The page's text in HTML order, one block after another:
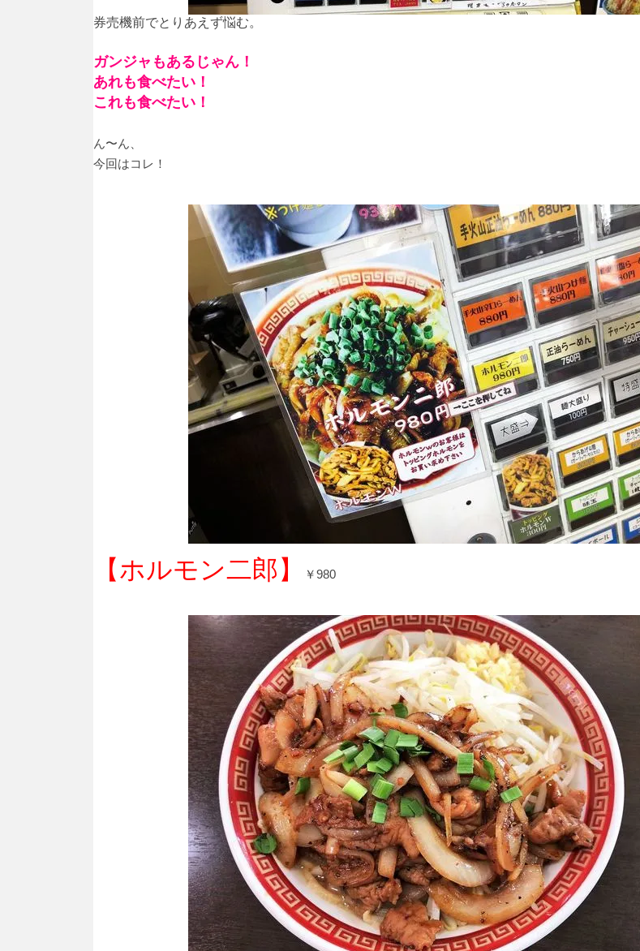
券売機前でとりあえず悩む。
ガンジャもあるじゃん！
あれも食べたい！
これも食べたい！
ん〜ん、
今回はコレ！
【ホルモン二郎】 ￥980